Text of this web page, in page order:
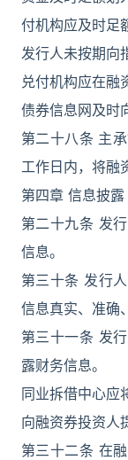
付机构应及时足
发行人未按期向
兑付机构应在融
债券信息网及时
第二十八条 主
工作日内，将融
第四章 信息披露
第二十九条 发
信息。
第三十条 发行
信息真实、准确
第三十一条 发
露财务信息。
同业拆借中心应
向融资券投资人
第三十二条 在